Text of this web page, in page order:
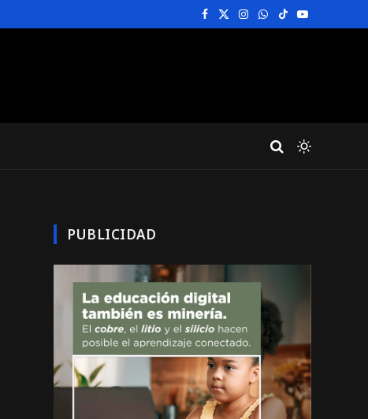
Facebook
X
Instagram
WhatsApp
TikTokYouTube
PUBLICIDAD